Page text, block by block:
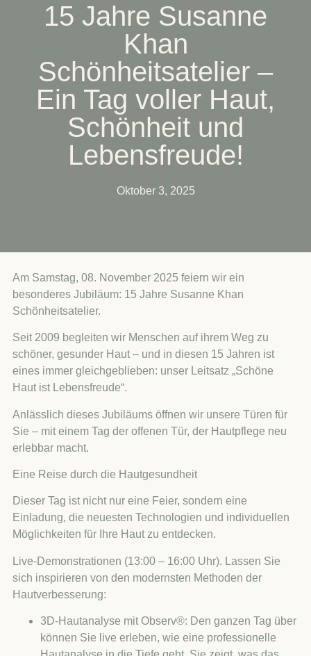
15 Jahre Susanne
Khan
Schönheitsatelier –
Ein Tag voller Haut,
Schönheit und
Lebensfreude!
Oktober 3, 2025
Am Samstag, 08. November 2025 feiern wir ein
besonderes Jubiläum: 15 Jahre Susanne Khan
Schönheitsatelier.
Seit 2009 begleiten wir Menschen auf ihrem Weg zu
schöner, gesunder Haut – und in diesen 15 Jahren ist
eines immer gleichgeblieben: unser Leitsatz „Schöne
Haut ist Lebensfreude“.
Anlässlich dieses Jubiläums öffnen wir unsere Türen für
Sie – mit einem Tag der offenen Tür, der Hautpflege neu
erlebbar macht.
Eine Reise durch die Hautgesundheit
Dieser Tag ist nicht nur eine Feier, sondern eine
Einladung, die neuesten Technologien und individuellen
Möglichkeiten für Ihre Haut zu entdecken.
Live-Demonstrationen (13:00 – 16:00 Uhr). Lassen Sie
sich inspirieren von den modernsten Methoden der
Hautverbesserung:
3D-Hautanalyse mit Observ®: Den ganzen Tag über
können Sie live erleben, wie eine professionelle